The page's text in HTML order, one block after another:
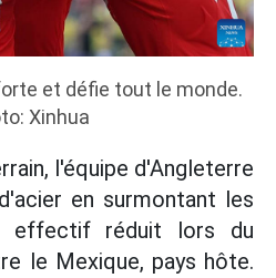
et défie tout le monde.
Xinhua
l'équipe d'Angleterre
en surmontant les
effectif réduit lors du
le Mexique, pays hôte.